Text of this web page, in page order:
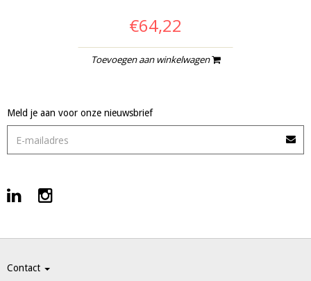
€64,22
Toevoegen aan winkelwagen
Meld je aan voor onze nieuwsbrief
Contact